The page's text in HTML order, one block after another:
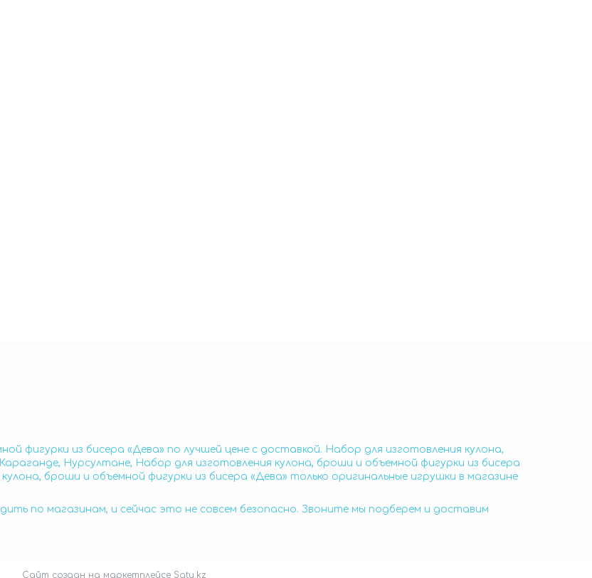
фигурки из бисера «Дева» по лучшей цене с доставкой. Набор для изготовления кулона,
Нурсултане, Набор для изготовления кулона, броши и объемной фигурки из бисера
броши и объемной фигурки из бисера «Дева» только оригинальные игрушки в магазине
по магазинам, и сейчас это не совсем безопасно. Звоните мы подберем и доставим
Сайт создан на маркетплейсе Satu.kz